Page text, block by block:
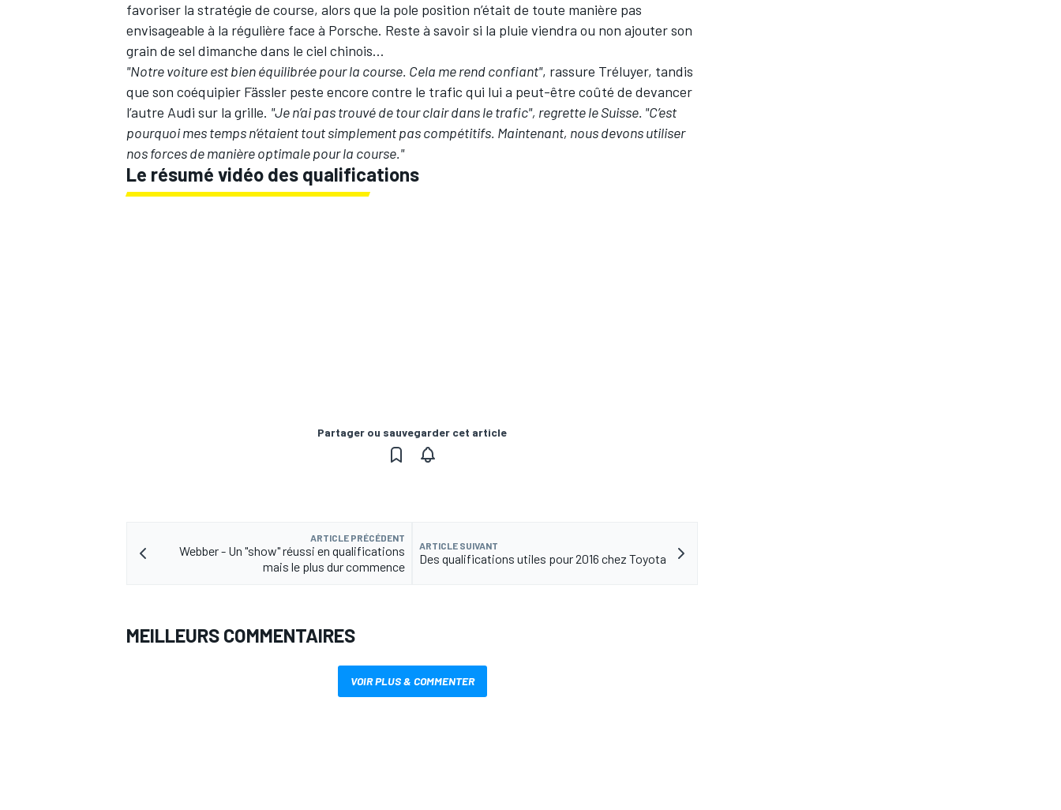
favoriser la stratégie de course, alors que la pole position n’était de toute manière pas
envisageable à la régulière face à Porsche. Reste à savoir si la pluie viendra ou non ajouter son
grain de sel dimanche dans le ciel chinois…
"Notre voiture est bien équilibrée pour la course. Cela me rend confiant", rassure Tréluyer, tandis
que son coéquipier Fässler peste encore contre le trafic qui lui a peut-être coûté de devancer
l’autre Audi sur la grille. "Je n’ai pas trouvé de tour clair dans le trafic", regrette le Suisse. "C’est
pourquoi mes temps n’étaient tout simplement pas compétitifs. Maintenant, nous devons utiliser
nos forces de manière optimale pour la course."
Le résumé vidéo des qualifications
Partager ou sauvegarder cet article
ARTICLE PRÉCÉDENT
Webber - Un "show" réussi en qualifications
mais le plus dur commence
ARTICLE SUIVANT
Des qualifications utiles pour 2016 chez Toyota
MEILLEURS COMMENTAIRES
VOIR PLUS & COMMENTER